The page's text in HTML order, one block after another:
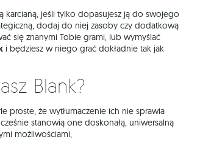
karcianą, jeśli tylko dopasujesz ją do swojego
dodaj do niej zasoby czy dodatkową
się znanymi Tobie grami, lub wymyślać
i będziesz w niego grać dokładnie tak jak
Blank?
proste, że wytłumaczenie ich nie sprawia
stanowią one doskonałą, uniwersalną
możliwościami,